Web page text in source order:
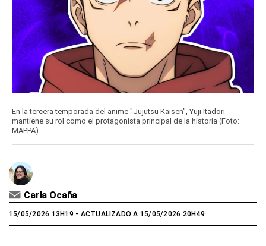
En la tercera temporada del anime "Jujutsu Kaisen", Yuji Itadori
mantiene su rol como el protagonista principal de la historia (Foto:
MAPPA)
Carla Ocaña
15/05/2026 13H19 - ACTUALIZADO A 15/05/2026 20H49